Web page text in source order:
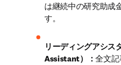
は継続中の研究助成
す。
リーディングアシス
Assistant）：全文